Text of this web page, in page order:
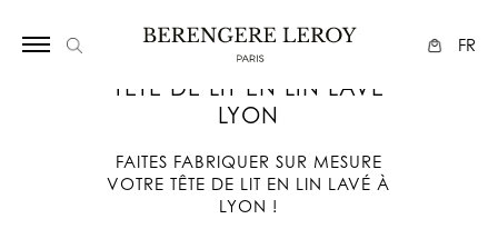
FR
TÊTE DE LIT EN LIN LAVÉ
LYON
FAITES FABRIQUER SUR MESURE
VOTRE TÊTE DE LIT EN LIN LAVÉ À
LYON !